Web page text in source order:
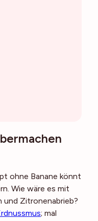
ohne Banane könnt
Wie wäre es mit
und Zitronenabrieb?
; mal